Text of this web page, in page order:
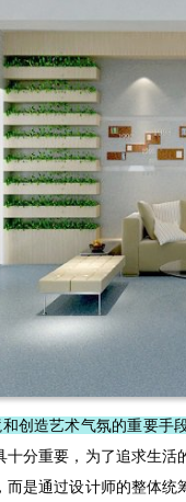
创造艺术气氛的重要手
十分重要，为了追求生
是通过设计师的整体